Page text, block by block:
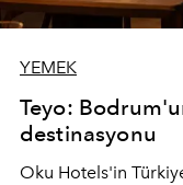
YEMEK
Teyo:
destinasyonu
Oku Hotels'in